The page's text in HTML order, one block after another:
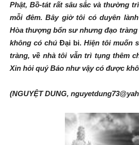
Phật, Bồ-tát rất sâu sắc và thường
mỗi đêm. Bây giờ tôi có duyên
Hòa thượng bổn sư nhưng đạo tràng
không có chú Đại bi. Hiện tôi muốn
tràng, về nhà tôi vẫn trì tụng thêm
Xin hỏi quý Báo như vậy có được
(NGUYỆT DUNG,